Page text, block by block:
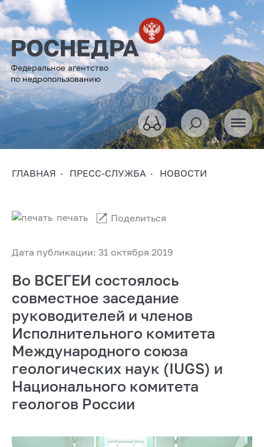
Федеральное агентство
по недропользованию
ГЛАВНАЯ ПРЕСС-СЛУЖБА НОВОСТИ
Дата публикации: 31 октября 2019
печать Поделиться
Во ВСЕГЕИ состоялось
совместное заседание
руководителей и членов
Исполнительного комитета
Международного союза
геологических наук (IUGS) и
Национального комитета
геологов России